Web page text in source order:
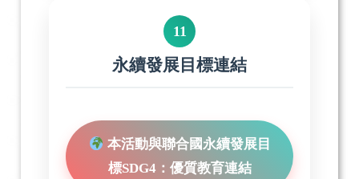
11
永續發展目標連結
本活動與聯合國永續發展目
標SDG4：優質教育連結